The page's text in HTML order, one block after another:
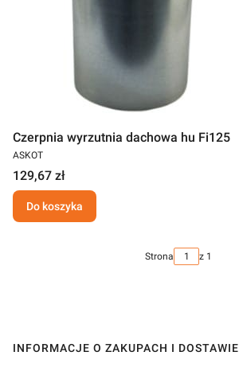
Czerpnia wyrzutnia dachowa hu Fi125
ASKOT
129,67 zł
Do koszyka
Strona z 1
Linki w stopce
INFORMACJE O ZAKUPACH I DOSTAWIE